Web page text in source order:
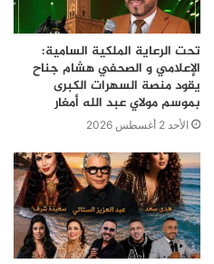
تحت الرعاية الملكية السامية:
الإعلامي و الصحفي هشام جناح
يقود منصة السهرات الكبرى
بموسم مولاي عبد الله أمغار
الأحد 2 أغسطس 2026